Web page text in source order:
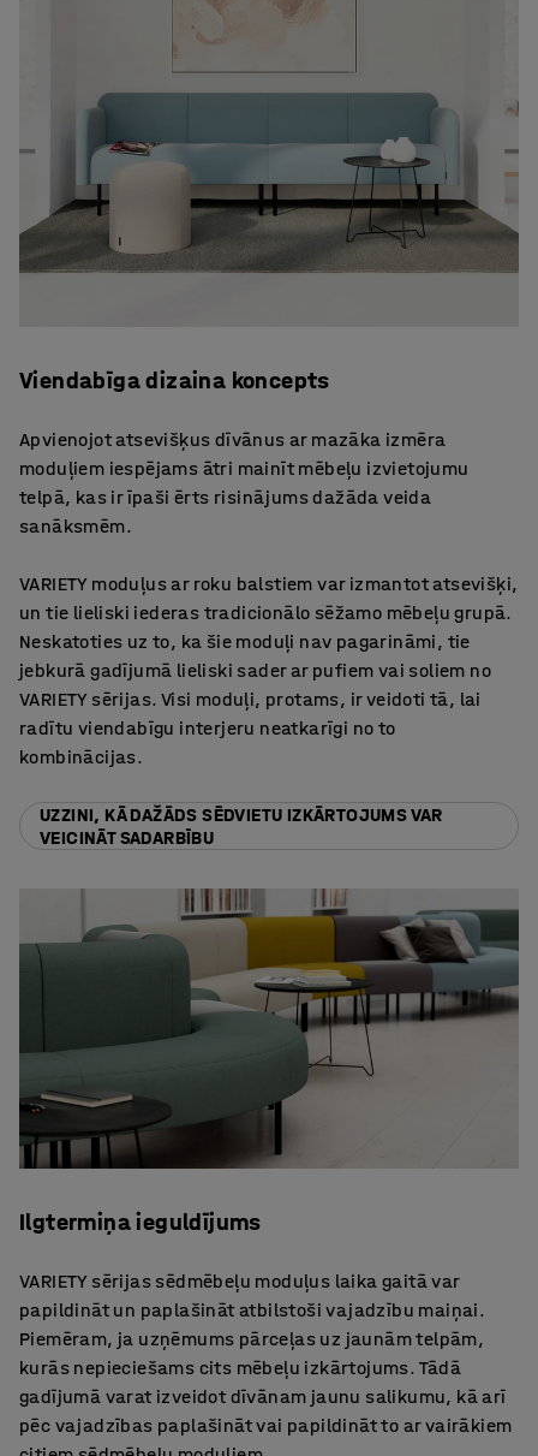
Viendabīga dizaina koncepts
Apvienojot atsevišķus dīvānus ar mazāka izmēra
moduļiem iespējams ātri mainīt mēbeļu izvietojumu
telpā, kas ir īpaši ērts risinājums dažāda veida
sanāksmēm.
VARIETY moduļus ar roku balstiem var izmantot atsevišķi,
un tie lieliski iederas tradicionālo sēžamo mēbeļu grupā.
Neskatoties uz to, ka šie moduļi nav pagarināmi, tie
jebkurā gadījumā lieliski sader ar pufiem vai soliem no
VARIETY sērijas. Visi moduļi, protams, ir veidoti tā, lai
radītu viendabīgu interjeru neatkarīgi no to
kombinācijas.
UZZINI, KĀ DAŽĀDS SĒDVIETU IZKĀRTOJUMS VAR
VEICINĀT SADARBĪBU
Ilgtermiņa ieguldījums
VARIETY sērijas sēdmēbeļu moduļus laika gaitā var
papildināt un paplašināt atbilstoši vajadzību maiņai.
Piemēram, ja uzņēmums pārceļas uz jaunām telpām,
kurās nepieciešams cits mēbeļu izkārtojums. Tādā
gadījumā varat izveidot dīvānam jaunu salikumu, kā arī
pēc vajadzības paplašināt vai papildināt to ar vairākiem